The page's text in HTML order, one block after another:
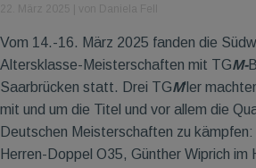
Vom 14.-16. März 2025 fanden die
Altersklasse-Meisterschaften mit TGM-
Saarbrücken statt. Drei TGM'ler
mit und um die Titel und vor allem die
Deutschen Meisterschaften zu
Herren-Doppel O35, Günther Wiprich im